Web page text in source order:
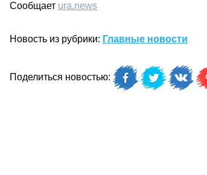
Сообщает ura.news
Новость из рубрики: Главные новости
Поделиться новостью: